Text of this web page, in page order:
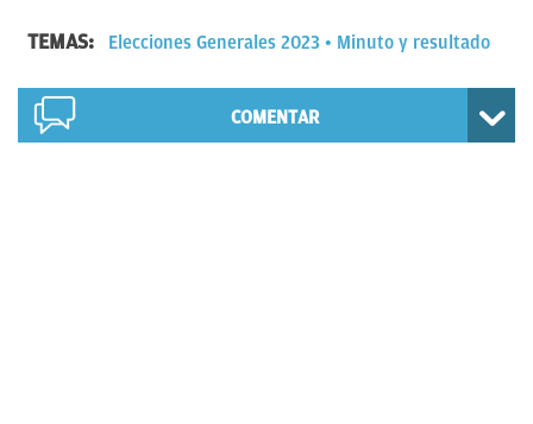
TEMAS: Elecciones Generales 2023 Minuto y resultado
COMENTAR